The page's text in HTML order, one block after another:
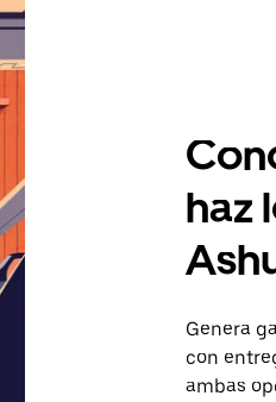
haz
Genera
con
ambas